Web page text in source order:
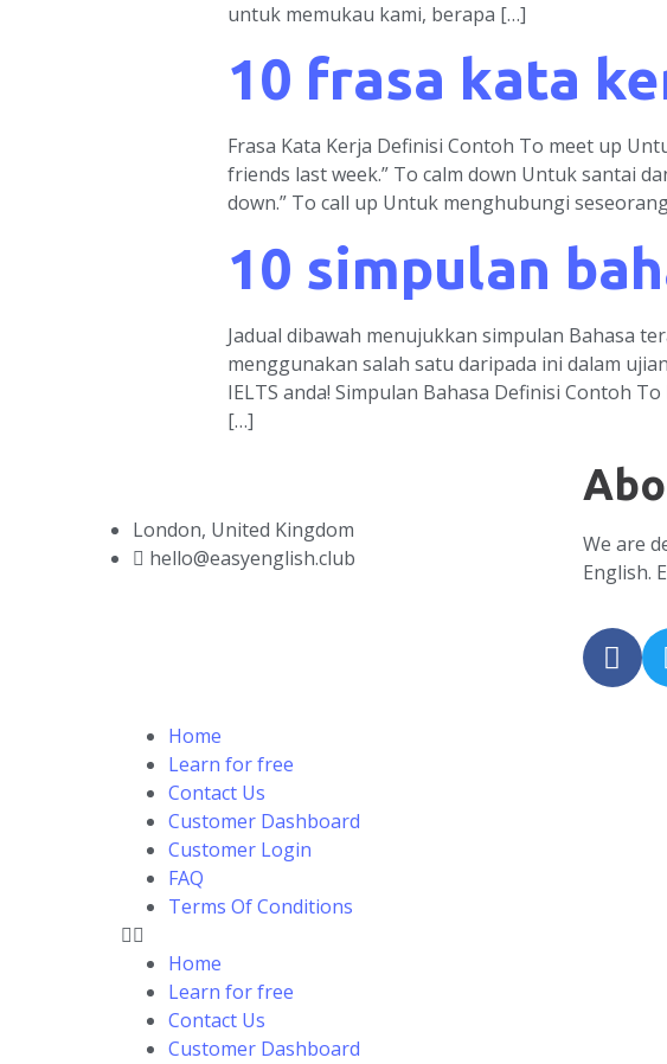
untuk memukau kami, berapa […]
10 frasa kata
Frasa Kata Kerja Definisi Contoh To meet up
friends last week.” To calm down Untuk santai
down.” To call up Untuk menghubungi
10 simpulan
Jadual dibawah menujukkan simpulan Bahasa
menggunakan salah satu daripada ini dalam
IELTS anda! Simpulan Bahasa Definisi Contoh
[…]
London, United Kingdom
hello@easyenglish.club
We are
English.
Home
Learn for free
Contact Us
Customer Dashboard
Customer Login
FAQ
Terms Of Conditions
Home
Learn for free
Contact Us
Customer Dashboard